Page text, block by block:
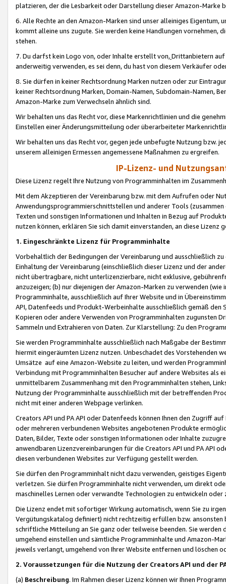
platzieren, der die Lesbarkeit oder Darstellung dieser Amazon-Marke
6. Alle Rechte an den Amazon-Marken sind unser alleiniges
kommt alleine uns zugute. Sie werden keine Handlungen vornehmen,
stehen.
7. Du darfst kein Logo von, oder Inhalte erstellt von,Drittanbietern auf
anderweitig verwenden, es sei denn, du hast von diesem Verkäufer
8. Sie dürfen in keiner Rechtsordnung Marken nutzen oder zur
keiner Rechtsordnung Marken, Domain-Namen, Subdomain-Namen,
Amazon-Marke zum Verwechseln ähnlich sind.
Wir behalten uns das Recht vor, diese Markenrichtlinien und die
Einstellen einer Änderungsmitteilung oder überarbeiteter
Wir behalten uns das Recht vor, gegen jede unbefugte Nutzung bzw.
unserem alleinigen Ermessen angemessene Maßnahmen zu ergreifen.
IP-Lizenz- und
Diese Lizenz regelt Ihre Nutzung von Programminhalten im
Mit dem Akzeptieren der Vereinbarung bzw. mit dem Aufrufen oder
Anwendungsprogrammierschnittstellen und anderer Tools (zusammen
Texten und sonstigen Informationen und Inhalten in Bezug auf
nutzen können, erklären Sie sich damit einverstanden, an diese Lizenz
1. Eingeschränkte Lizenz für Programminhalte
Vorbehaltlich der Bedingungen der Vereinbarung und ausschließlich
Einhaltung der Vereinbarung (einschließlich dieser Lizenz und der
nicht übertragbare, nicht unterlizenzierbare, nicht exklusive,
anzuzeigen; (b) nur diejenigen der Amazon-Marken zu verwenden
Programminhalte, ausschließlich auf Ihrer Website und in
API, Datenfeeds und Produkt-Werbeinhalte ausschließlich gemäß
Kopieren oder andere Verwenden von Programminhalten zugunsten
Sammeln und Extrahieren von Daten. Zur Klarstellung: Zu den
Sie werden Programminhalte ausschließlich nach Maßgabe der
hiermit eingeräumten Lizenz nutzen. Unbeschadet des Vorstehenden
Umsätze auf eine Amazon-Website zu leiten, und werden
Verbindung mit Programminhalten Besucher auf andere Websites als
unmittelbarem Zusammenhang mit den Programminhalten stehen,
Nutzung der Programminhalte ausschließlich mit der betreffenden
nicht mit einer anderen Webpage verlinken.
Creators API und PA API oder Datenfeeds können Ihnen den Zugriff
oder mehreren verbundenen Websites angebotenen Produkte
Daten, Bilder, Texte oder sonstigen Informationen oder Inhalte
anwendbaren Lizenzvereinbarungen für die Creators API und PA API
diesen verbundenen Websites zur Verfügung gestellt werden.
Sie dürfen den Programminhalt nicht dazu verwenden, geistiges
verletzen. Sie dürfen Programminhalte nicht verwenden, um direkt
maschinelles Lernen oder verwandte Technologien zu entwickeln
Die Lizenz endet mit sofortiger Wirkung automatisch, wenn Sie zu
Vergütungskatalog definiert) nicht rechtzeitig erfüllen bzw. ansonsten
schriftliche Mitteilung an Sie ganz oder teilweise beenden. Sie werden
umgehend einstellen und sämtliche Programminhalte und Amazon-
jeweils verlangt, umgehend von Ihrer Website entfernen und löschen
2. Voraussetzungen für die Nutzung der Creators API und der
(a) Beschreibung. Im Rahmen dieser Lizenz können wir Ihnen